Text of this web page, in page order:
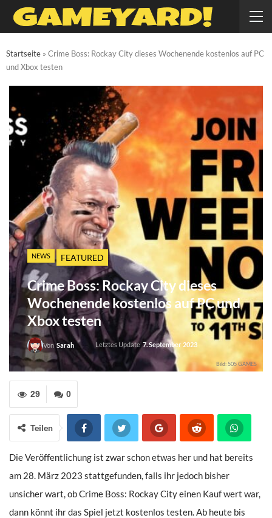
Startseite » Crime Boss: Rockay City dieses Wochenende kostenlos auf PC
und Xbox testen
NEWS FEATURED
Crime Boss: Rockay City dieses
Wochenende kostenlos auf PC und
Xbox testen
Von Sarah Letztes Update 7. September 2023
Bild: 505 GAMES
0
29
Teilen
Die Veröffentlichung ist zwar schon etwas her und hat bereits
am 28. März 2023 stattgefunden, falls ihr jedoch bisher
unsicher wart, ob Crime Boss: Rockay City einen Kauf wert war,
dann könnt ihr das Spiel jetzt kostenlos testen. Ab heute bis